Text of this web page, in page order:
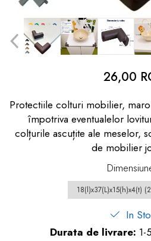
dopuri de urechi
Produse îngrijire copii
Igiena copii
26,00
Protectiile colturi mobilier,
împotriva eventualelor
colțurile ascuțite ale meselor,
de mobilier
In
Durata de livrare: 1-